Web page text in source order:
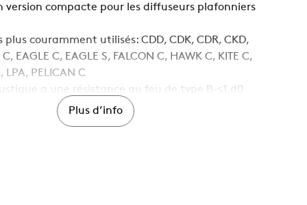
version compacte pour les diffuseurs plafonniers
plus couramment utilisés: CDD, CDK, CDR, CKD,
C, EAGLE C, EAGLE S, FALCON C, HAWK C, KITE C,
LPA, PELICAN C
a une résistance au feu de type B-s1,d0
à EN ISO 11925-2Plus d’info